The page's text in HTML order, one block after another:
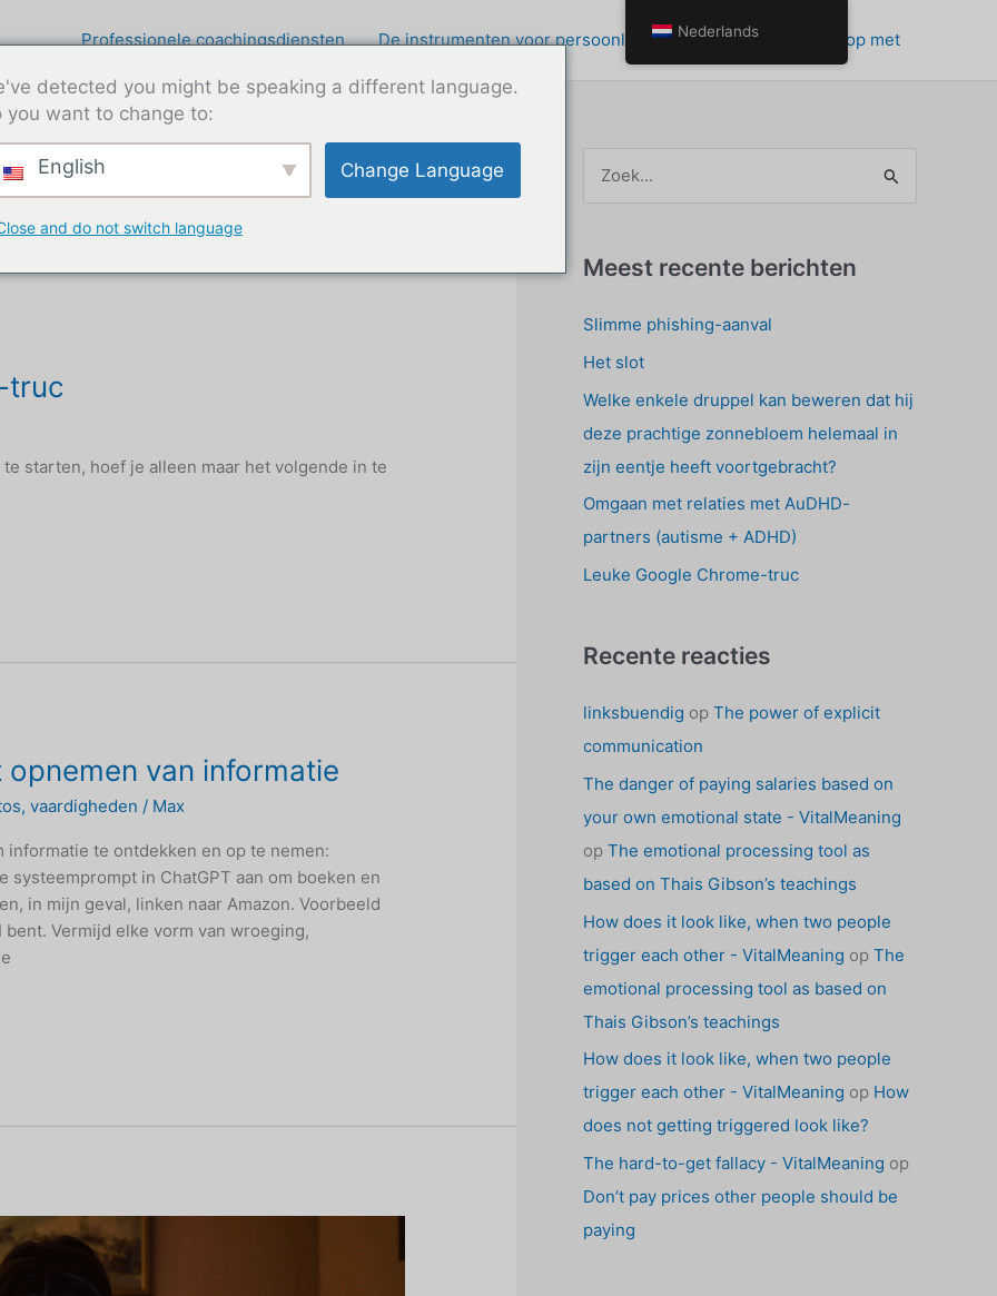
Professionele coachingsdiensten De instrumenten voor persoonlijke groei Neem contact op met
truc
starten, hoef je alleen maar het volgende in te
van informatie
,vaardigheden / Max
te ontdekken en op te nemen:
systeemprompt in ChatGPT aan om boeken en
in mijn geval, linken naar Amazon. Voorbeeld
Vermijd elke vorm van wroeging,
k
n
n
a
a
r
:
Meest recente berichten
Slimme phishing-aanval
Het slot
Welke enkele druppel kan beweren dat hij
deze prachtige zonnebloem helemaal in
zijn eentje heeft voortgebracht?
Omgaan met relaties met AuDHD-
partners (autisme + ADHD)
Leuke Google Chrome-truc
Recente reacties
linksbuendig op The power of explicit
communication
The danger of paying salaries based on
your own emotional state - VitalMeaning
op The emotional processing tool as
based on Thais Gibson’s teachings
How does it look like, when two people
trigger each other - VitalMeaning op The
emotional processing tool as based on
Thais Gibson’s teachings
How does it look like, when two people
trigger each other - VitalMeaning op How
does not getting triggered look like?
The hard-to-get fallacy - VitalMeaning op
Don’t pay prices other people should be
paying
Nederlands
detected you might be speaking a different language.
you want to change to:
English Change Language
and do not switch language